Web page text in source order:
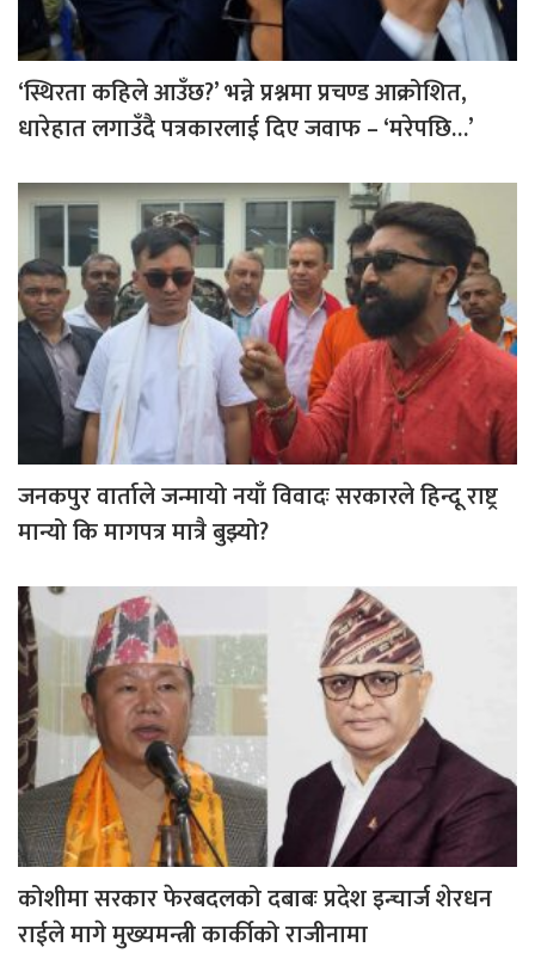
‘स्थिरता कहिले आउँछ?’ भन्ने प्रश्नमा प्रचण्ड आक्रोशित,
धारेहात लगाउँदै पत्रकारलाई दिए जवाफ – ‘मरेपछि…’
जनकपुर वार्ताले जन्मायो नयाँ विवादः सरकारले हिन्दू राष्ट्र
मान्यो कि मागपत्र मात्रै बुझ्यो?
कोशीमा सरकार फेरबदलको दबाबः प्रदेश इन्चार्ज शेरधन
राईले मागे मुख्यमन्त्री कार्कीको राजीनामा